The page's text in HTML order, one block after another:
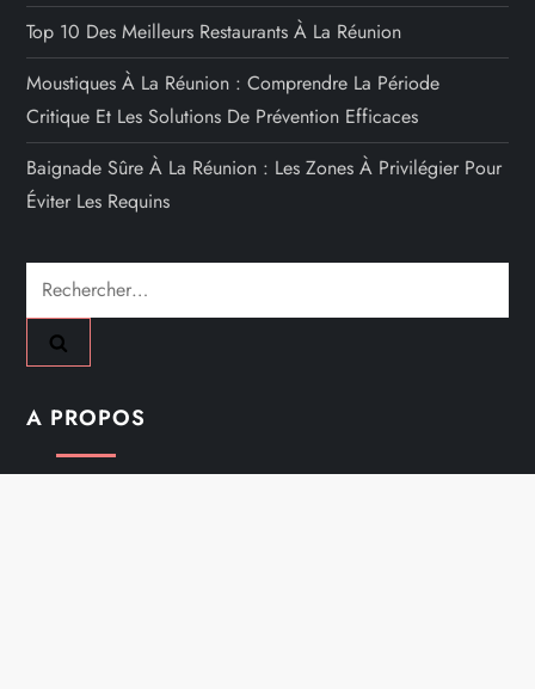
Top 10 Des Meilleurs Restaurants À La Réunion
Moustiques À La Réunion : Comprendre La Période
Critique Et Les Solutions De Prévention Efficaces
Baignade Sûre À La Réunion : Les Zones À Privilégier Pour
Éviter Les Requins
Rechercher :
A PROPOS